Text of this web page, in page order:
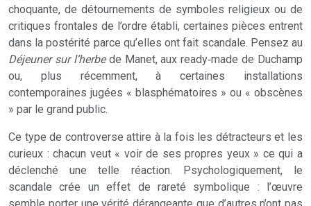
choquante, de détournements de symboles religieux ou de
critiques frontales de l’ordre établi, certaines pièces entrent
dans la postérité parce qu’elles ont fait scandale. Pensez au
Déjeuner sur l’herbede Manet, aux ready‑made de Duchamp
ou, plus récemment, à certaines installations
contemporaines jugées « blasphématoires » ou « obscènes
» par le grand public.
Ce type de controverse attire à la fois les détracteurs et les
curieux : chacun veut « voir de ses propres yeux » ce qui a
déclenché une telle réaction. Psychologiquement, le
scandale crée un effet de rareté symbolique : l’œuvre